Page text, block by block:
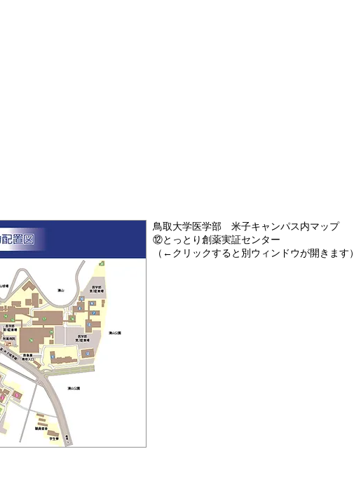
鳥取大学医学部 米子キャンパス内マップ
⑫とっとり創薬実証センター
（←クリックすると別ウィンドウが開きます）